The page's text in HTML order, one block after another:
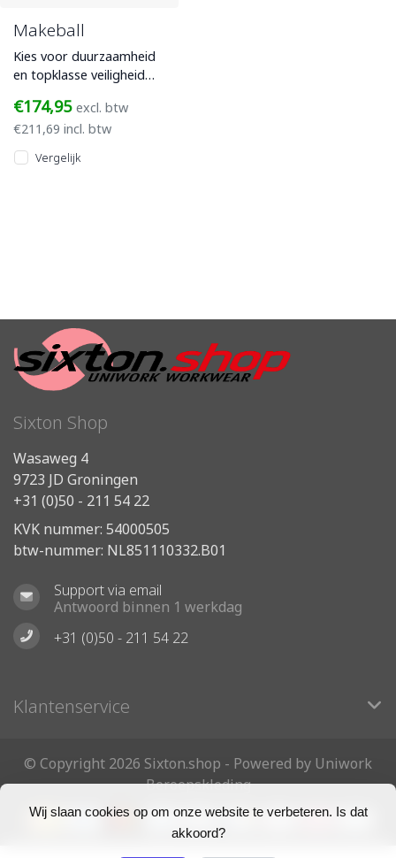
Wij slaan cookies op om onze website te verbeteren. Is dat
akkoord?
Makeball
Kies voor duurzaamheid
en topklasse veiligheid
Deze S3S werkschoen uit
de Gr
€174,95 excl. btw
€211,69 incl. btw
Vergelijk
Sixton Shop
Wasaweg 4
9723 JD Groningen
+31 (0)50 - 211 54 22
KVK nummer: 54000505
btw-nummer: NL851110332.B01
Support via email
Antwoord binnen 1 werkdag
+31 (0)50 - 211 54 22
Klantenservice
© Copyright 2026 Sixton.shop - Powered by Uniwork
Beroepskleding